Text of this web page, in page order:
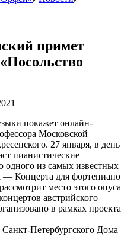
примет
покажет онлайн-
Московской
27 января, в день
пианистические
из самых известных
— Концерта для фортепиано
место этого опуса
австрийского
в рамках проекта
Петербургского Дома